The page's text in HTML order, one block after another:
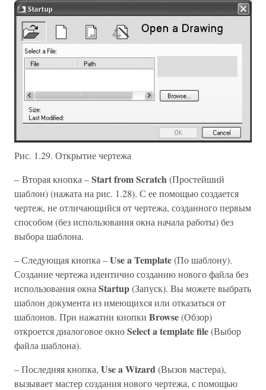
Рис. 1.29. Открытие чертежа
– Вторая кнопка –Start from Scratch(Простейший
шаблон) (нажата на рис. 1.28). С ее помощью создается
чертеж, не отличающийся от чертежа, созданного первым
способом (без использования окна начала работы) без
выбора шаблона.
– Следующая кнопка –Use a Template(По шаблону).
Создание чертежа идентично созданию нового файла без
использования окна Startup(Запуск). Вы можете выбрать
шаблон документа из имеющихся или отказаться от
шаблонов. При нажатии кнопки Browse(Обзор)
откроется диалоговое окноSelect a template file(Выбор
файла шаблона).
– Последняя кнопка, Use a Wizard(Вызов мастера),
вызывает мастер создания нового чертежа, с помощью